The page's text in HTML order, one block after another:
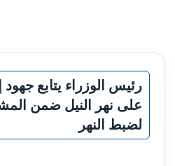
رئيس الوزراء يتابع جهود
على نهر النيل ضمن
لضبط النهر